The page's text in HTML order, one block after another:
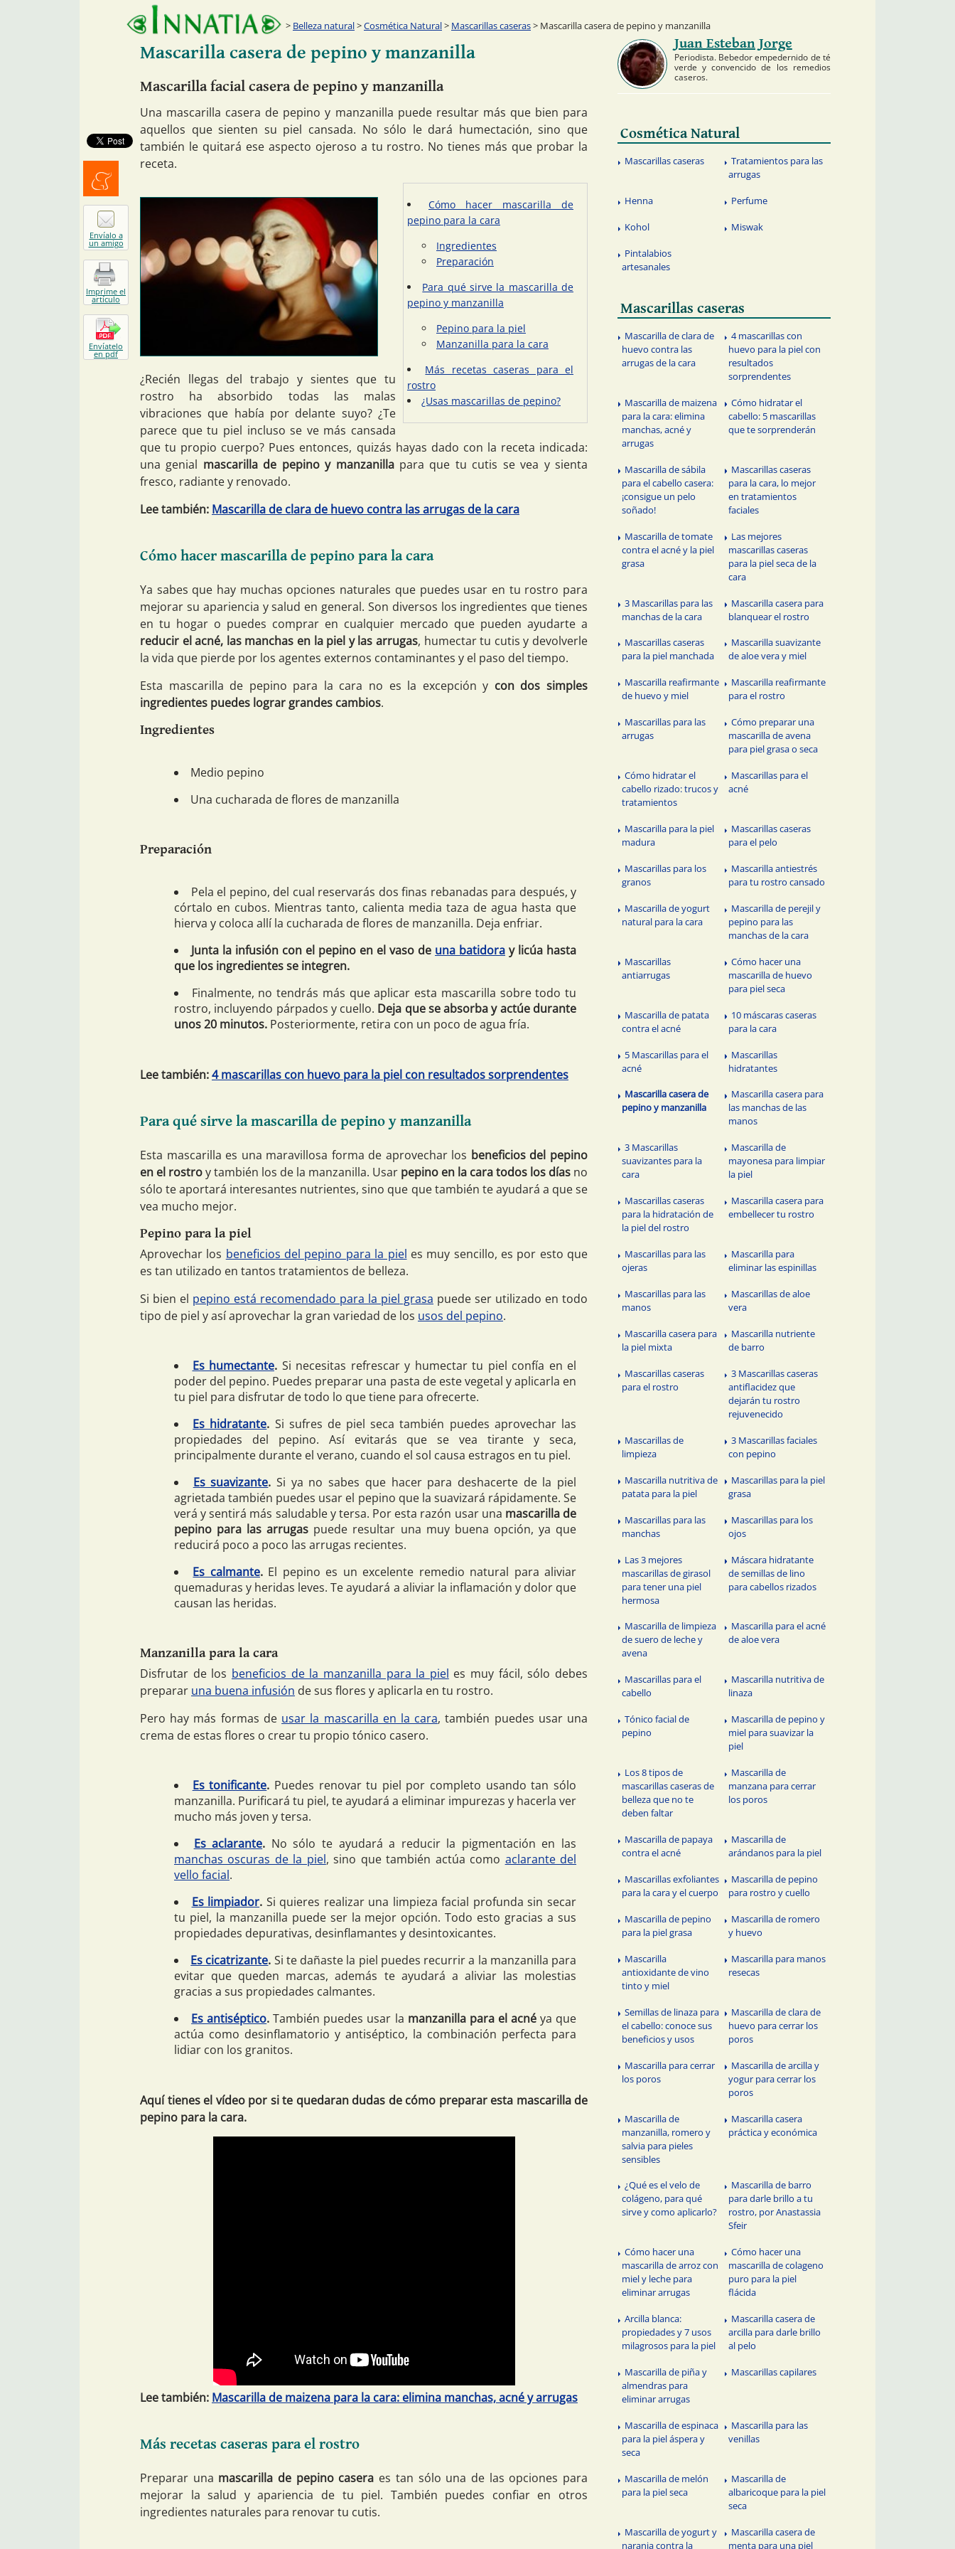
Belleza natural>Cosmética Natural> Mascarillas caseras> Mascarilla casera de pepino y manzanilla
Mascarilla casera de pepino y manzanilla
Mascarilla facial casera de pepino y manzanilla
Una mascarilla casera de pepino y manzanilla puede resultar más que bien para
aquellos que sienten su piel cansada. No sólo le dará humectación, sino que
también le quitará ese aspecto ojeroso a tu rostro. No tienes más que probar la
receta.
Cómo hacer mascarilla de
pepino para la cara
Ingredientes
Preparación
Para qué sirve la mascarilla de
pepino y manzanilla
Pepino para la piel
Manzanilla para la cara
Más recetas caseras para el
rostro
¿Usas mascarillas de pepino?
¿Recién llegas del trabajo y sientes que tu
rostro ha absorbido todas las malas
vibraciones que había por delante suyo? ¿Te
parece que tu piel incluso se ve más cansada
que tu propio cuerpo? Pues entonces, quizás hayas dado con la receta indicada:
una genial mascarilla de pepino y manzanillapara que tu cutis se vea y sienta
fresco, radiante y renovado.
Lee también: Mascarilla de clara de huevo contra las arrugas de la cara
Cómo hacer mascarilla de pepino para la cara
Ya sabes que hay muchas opciones naturales que puedes usar en tu rostro para
mejorar su apariencia y salud en general. Son diversos los ingredientes que tienes
en tu hogar o puedes comprar en cualquier mercado que pueden ayudarte a
reducir el acné, las manchas en la piel y las arrugas, humectar tu cutis y devolverle
la vida que pierde por los agentes externos contaminantes y el paso del tiempo.
Esta mascarilla de pepino para la cara no es la excepción y con dos simples
ingredientes puedes lograr grandes cambios.
Ingredientes
Medio pepino
Una cucharada de flores de manzanilla
Preparación
Pela el pepino, del cual reservarás dos finas rebanadas para después, y
córtalo en cubos. Mientras tanto, calienta media taza de agua hasta que
hierva y coloca allí la cucharada de flores de manzanilla. Deja enfriar.
Junta la infusión con el pepino en el vaso de una batidora y licúa hasta
que los ingredientes se integren.
Finalmente, no tendrás más que aplicar esta mascarilla sobre todo tu
rostro, incluyendo párpados y cuello. Deja que se absorba y actúe durante
unos 20 minutos. Posteriormente, retira con un poco de agua fría.
Lee también:4 mascarillas con huevo para la piel con resultados sorprendentes
Para qué sirve la mascarilla de pepino y manzanilla
Esta mascarilla es una maravillosa forma de aprovechar los beneficios del pepino
en el rostroy también los de la manzanilla. Usar pepino en la cara todos los días no
sólo te aportará interesantes nutrientes, sino que que también te ayudará a que se
vea mucho mejor.
Pepino para la piel
Aprovechar los beneficios del pepino para la piel es muy sencillo, es por esto que
es tan utilizado en tantos tratamientos de belleza.
Si bien el pepino está recomendado para la piel grasa puede ser utilizado en todo
tipo de piel y así aprovechar la gran variedad de los usos del pepino.
Es humectante. Si necesitas refrescar y humectar tu piel confía en el
poder del pepino. Puedes preparar una pasta de este vegetal y aplicarla en
tu piel para disfrutar de todo lo que tiene para ofrecerte.
Es hidratante. Si sufres de piel seca también puedes aprovechar las
propiedades del pepino. Así evitarás que se vea tirante y seca,
principalmente durante el verano, cuando el sol causa estragos en tu piel.
Es suavizante. Si ya no sabes que hacer para deshacerte de la piel
agrietada también puedes usar el pepino que la suavizará rápidamente. Se
verá y sentirá más saludable y tersa. Por esta razón usar una mascarilla de
pepino para las arrugas puede resultar una muy buena opción, ya que
reducirá poco a poco las arrugas recientes.
Es calmante.El pepino es un excelente remedio natural para aliviar
quemaduras y heridas leves. Te ayudará a aliviar la inflamación y dolor que
causan las heridas.
Manzanilla para la cara
Disfrutar de los beneficios de la manzanilla para la piel es muy fácil, sólo debes
preparar una buena infusión de sus flores y aplicarla en tu rostro.
Pero hay más formas de usar la mascarilla en la cara, también puedes usar una
crema de estas flores o crear tu propio tónico casero.
Es tonificante. Puedes renovar tu piel por completo usando tan sólo
manzanilla. Purificará tu piel, te ayudará a eliminar impurezas y hacerla ver
mucho más joven y tersa.
Es aclarante. No sólo te ayudará a reducir la pigmentación en las
manchas oscuras de la piel, sino que también actúa como aclarante del
vello facial.
Es limpiador. Si quieres realizar una limpieza facial profunda sin secar
tu piel, la manzanilla puede ser la mejor opción. Todo esto gracias a sus
propiedades depurativas, desinflamantes y desintoxicantes.
Es cicatrizante. Si te dañaste la piel puedes recurrir a la manzanilla para
evitar que queden marcas, además te ayudará a aliviar las molestias
gracias a sus propiedades calmantes.
Es antiséptico. También puedes usar la manzanilla para el acnéya que
actúa como desinflamatorio y antiséptico, la combinación perfecta para
lidiar con los granitos.
Aquí tienes el vídeo por si te quedaran dudas de cómo preparar esta mascarilla de
pepino para la cara.
Lee también: Mascarilla de maizena para la cara: elimina manchas, acné y arrugas
Más recetas caseras para el rostro
Preparar una mascarilla de pepino casera es tan sólo una de las opciones para
mejorar la salud y apariencia de tu piel. También puedes confiar en otros
ingredientes naturales para renovar tu cutis.
Juan Esteban Jorge
Periodista. Bebedor empedernido de té
verde y convencido de los remedios
caseros.
Cosmética Natural
Mascarillas caseras
Tratamientos para las
arrugas
Henna Perfume
Kohol Miswak
Pintalabios
artesanales
Mascarillas caseras
Mascarilla de clara de
huevo contra las
arrugas de la cara
4 mascarillas con
huevo para la piel con
resultados
sorprendentes
Mascarilla de maizena
para la cara: elimina
manchas, acné y
arrugas
Cómo hidratar el
cabello: 5 mascarillas
que te sorprenderán
Mascarilla de sábila
para el cabello casera:
¡consigue un pelo
soñado!
Mascarillas caseras
para la cara, lo mejor
en tratamientos
faciales
Mascarilla de tomate
contra el acné y la piel
grasa
Las mejores
mascarillas caseras
para la piel seca de la
cara
3 Mascarillas para las
manchas de la cara
Mascarilla casera para
blanquear el rostro
Mascarillas caseras
para la piel manchada
Mascarilla suavizante
de aloe vera y miel
Mascarilla reafirmante
de huevo y miel
Mascarilla reafirmante
para el rostro
Mascarillas para las
arrugas
Cómo preparar una
mascarilla de avena
para piel grasa o seca
Cómo hidratar el
cabello rizado: trucos y
tratamientos
Mascarillas para el
acné
Mascarilla para la piel
madura
Mascarillas caseras
para el pelo
Mascarillas para los
granos
Mascarilla antiestrés
para tu rostro cansado
Mascarilla de yogurt
natural para la cara
Mascarilla de perejil y
pepino para las
manchas de la cara
Mascarillas
antiarrugas
Cómo hacer una
mascarilla de huevo
para piel seca
Mascarilla de patata
contra el acné
10 máscaras caseras
para la cara
5 Mascarillas para el
acné
Mascarillas
hidratantes
Mascarilla casera de
pepino y manzanilla
Mascarilla casera para
las manchas de las
manos
3 Mascarillas
suavizantes para la
cara
Mascarilla de
mayonesa para limpiar
la piel
Mascarillas caseras
para la hidratación de
la piel del rostro
Mascarilla casera para
embellecer tu rostro
Mascarillas para las
ojeras
Mascarilla para
eliminar las espinillas
Mascarillas para las
manos
Mascarillas de aloe
vera
Mascarilla casera para
la piel mixta
Mascarilla nutriente
de barro
Mascarillas caseras
para el rostro
3 Mascarillas caseras
antiflacidez que
dejarán tu rostro
rejuvenecido
Mascarillas de
limpieza
3 Mascarillas faciales
con pepino
Mascarilla nutritiva de
patata para la piel
Mascarillas para la piel
grasa
Mascarillas para las
manchas
Mascarillas para los
ojos
Las 3 mejores
mascarillas de girasol
para tener una piel
hermosa
Máscara hidratante
de semillas de lino
para cabellos rizados
Mascarilla de limpieza
de suero de leche y
avena
Mascarilla para el acné
de aloe vera
Mascarillas para el
cabello
Mascarilla nutritiva de
linaza
Tónico facial de
pepino
Mascarilla de pepino y
miel para suavizar la
piel
Los 8 tipos de
mascarillas caseras de
belleza que no te
deben faltar
Mascarilla de
manzana para cerrar
los poros
Mascarilla de papaya
contra el acné
Mascarilla de
arándanos para la piel
Mascarillas exfoliantes
para la cara y el cuerpo
Mascarilla de pepino
para rostro y cuello
Mascarilla de pepino
para la piel grasa
Mascarilla de romero
y huevo
Mascarilla
antioxidante de vino
tinto y miel
Mascarilla para manos
resecas
Semillas de linaza para
el cabello: conoce sus
beneficios y usos
Mascarilla de clara de
huevo para cerrar los
poros
Mascarilla para cerrar
los poros
Mascarilla de arcilla y
yogur para cerrar los
poros
Mascarilla de
manzanilla, romero y
salvia para pieles
sensibles
Mascarilla casera
práctica y económica
¿Qué es el velo de
colágeno, para qué
sirve y como aplicarlo?
Mascarilla de barro
para darle brillo a tu
rostro, por Anastassia
Sfeir
Cómo hacer una
mascarilla de arroz con
miel y leche para
eliminar arrugas
Cómo hacer una
mascarilla de colageno
puro para la piel
flácida
Arcilla blanca:
propiedades y 7 usos
milagrosos para la piel
Mascarilla casera de
arcilla para darle brillo
al pelo
Mascarilla de piña y
almendras para
eliminar arrugas
Mascarillas capilares
Mascarilla de espinaca
para la piel áspera y
seca
Mascarilla para las
venillas
Mascarilla de melón
para la piel seca
Mascarilla de
albaricoque para la piel
seca
Mascarilla de yogurt y
naranja contra la
Mascarilla casera de
menta para una piel
Menéalo
Envíalo a
un amigo
Imprime el
artículo
Envíatelo
en pdf